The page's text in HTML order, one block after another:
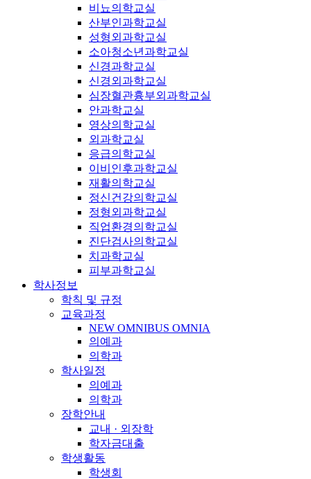
비뇨의학교실
산부인과학교실
성형외과학교실
소아청소년과학교실
신경과학교실
신경외과학교실
심장혈관흉부외과학교실
안과학교실
영상의학교실
외과학교실
응급의학교실
이비인후과학교실
재활의학교실
정신건강의학교실
정형외과학교실
직업환경의학교실
진단검사의학교실
치과학교실
피부과학교실
학사정보
학칙 및 규정
교육과정
NEW OMNIBUS OMNIA
의예과
의학과
학사일정
의예과
의학과
장학안내
교내 · 외장학
학자금대출
학생활동
학생회